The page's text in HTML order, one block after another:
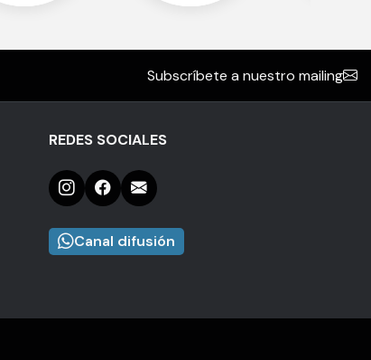
Subscríbete a nuestro mailing
REDES SOCIALES
Canal difusión